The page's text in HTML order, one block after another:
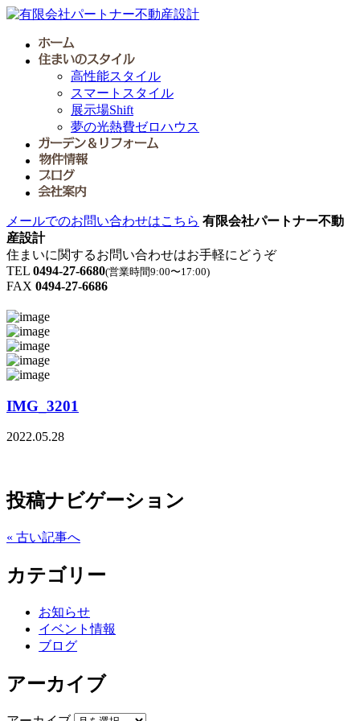
高性能スタイル
スマートスタイル
展示場Shift
夢の光熱費ゼロハウス
メールでのお問い合わせはこちら 有限会社パートナー不動
産設計
住まいに関するお問い合わせはお手軽にどうぞ
TEL 0494-27-6680(営業時間9:00〜17:00)
FAX 0494-27-6686
IMG_3201
2022.05.28
投稿ナビゲーション
« 古い記事へ
カテゴリー
お知らせ
イベント情報
ブログ
アーカイブ